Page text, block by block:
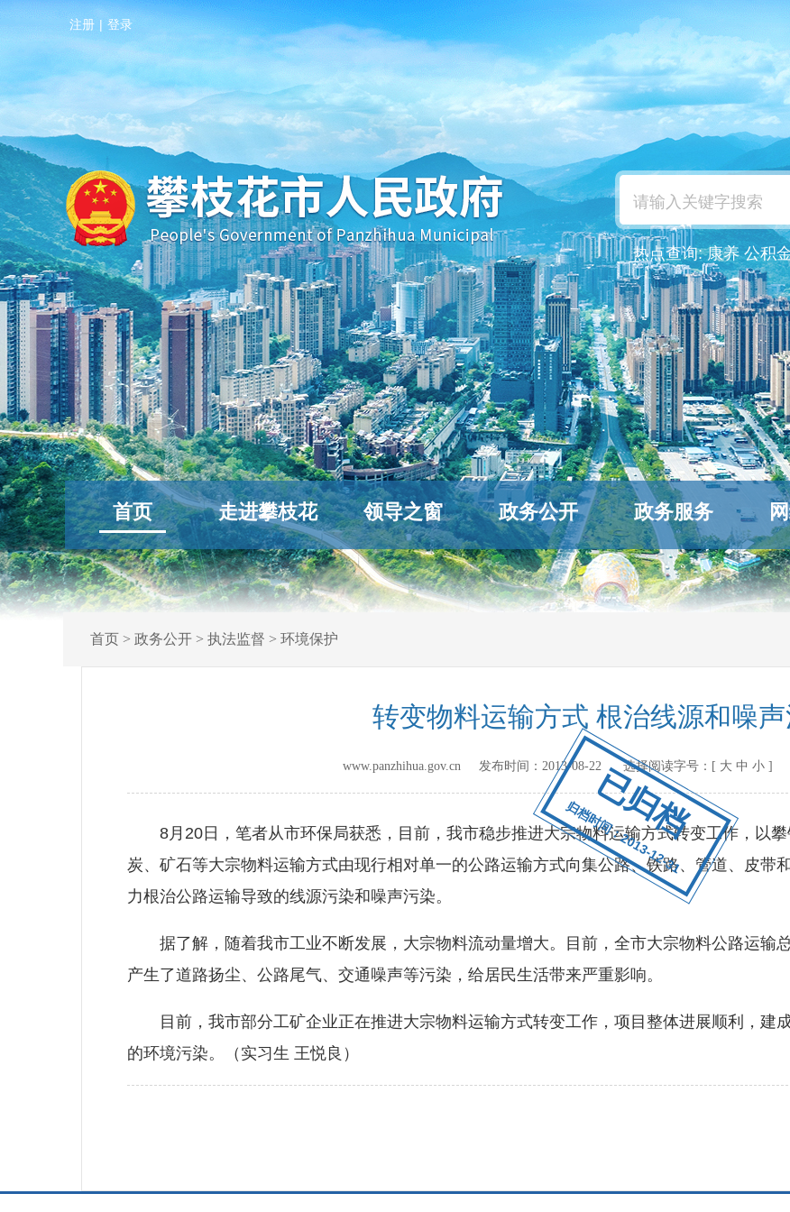
已归档
归档时间：2013-12-31
注册 | 登录
热点查询:康养 公积
首页 走进攀枝花 领导之窗 政务公开 政务服务
首页> 政务公开> 执法监督 > 环境保护
转变物料运输方式 根治线源和噪
www.panzhihua.gov.cn 发布时间： 2013-08-22选择阅读字号：[ 大 中 小]
8月20日，笔者从市环保局获悉，目前，我市稳步推进大宗物料运输方式转变工作，以攀
炭、矿石等大宗物料运输方式由现行相对单一的公路运输方式向集公路、铁路、管道、皮带
力根治公路运输导致的线源污染和噪声污染。
据了解，随着我市工业不断发展，大宗物料流动量增大。目前，全市大宗物料公路运输
产生了道路扬尘、公路尾气、交通噪声等污染，给居民生活带来严重影响。
目前，我市部分工矿企业正在推进大宗物料运输方式转变工作，项目整体进展顺利，建
的环境污染。（实习生 王悦良）